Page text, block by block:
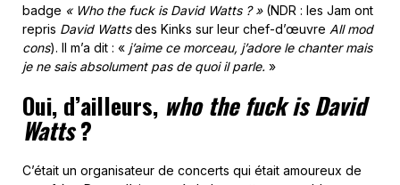
badge « Who the fuck is David Watts ? »(NDR : les Jam ont
repris David Wattsdes Kinks sur leur chef-d’œuvre All mod
cons). Il m’a dit : « j’aime ce morceau, j’adore le chanter mais
je ne sais absolument pas de quoi il parle. »
Oui, d’ailleurs, who the fuck is David
Watts?
C’était un organisateur de concerts qui était amoureux de